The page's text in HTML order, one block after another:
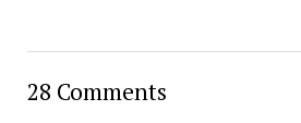
28 Comments